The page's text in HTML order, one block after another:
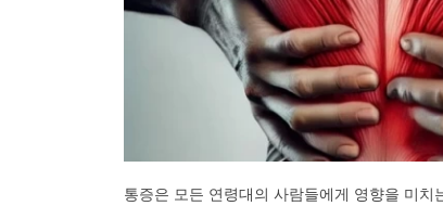
통증은 모든 연령대의 사람들에게 영향을 미